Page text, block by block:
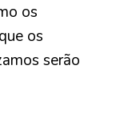
os
os
serão